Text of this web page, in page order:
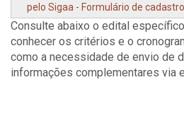
pelo Sigaa - Formulário de
Consulte abaixo o edital
conhecer os critérios e o
como a necessidade de envio de
informações complementares via